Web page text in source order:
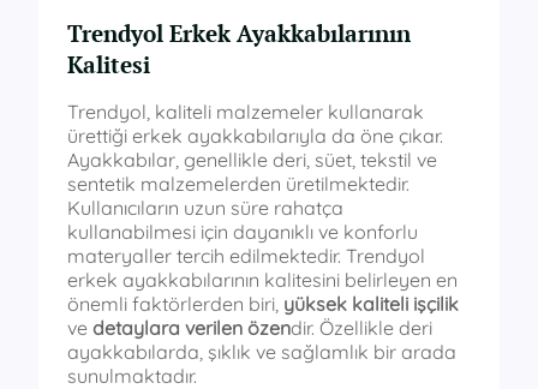
Trendyol Erkek Ayakkabılarının
Kalitesi
Trendyol, kaliteli malzemeler kullanarak
ürettiği erkek ayakkabılarıyla da öne çıkar.
Ayakkabılar, genellikle deri, süet, tekstil ve
sentetik malzemelerden üretilmektedir.
Kullanıcıların uzun süre rahatça
kullanabilmesi için dayanıklı ve konforlu
materyaller tercih edilmektedir. Trendyol
erkek ayakkabılarının kalitesini belirleyen en
önemli faktörlerden biri, yüksek kaliteli işçilik
ve detaylara verilen özendir. Özellikle deri
ayakkabılarda, şıklık ve sağlamlık bir arada
sunulmaktadır.